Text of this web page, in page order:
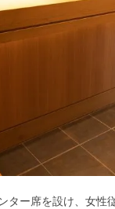
ター席を設け、女性